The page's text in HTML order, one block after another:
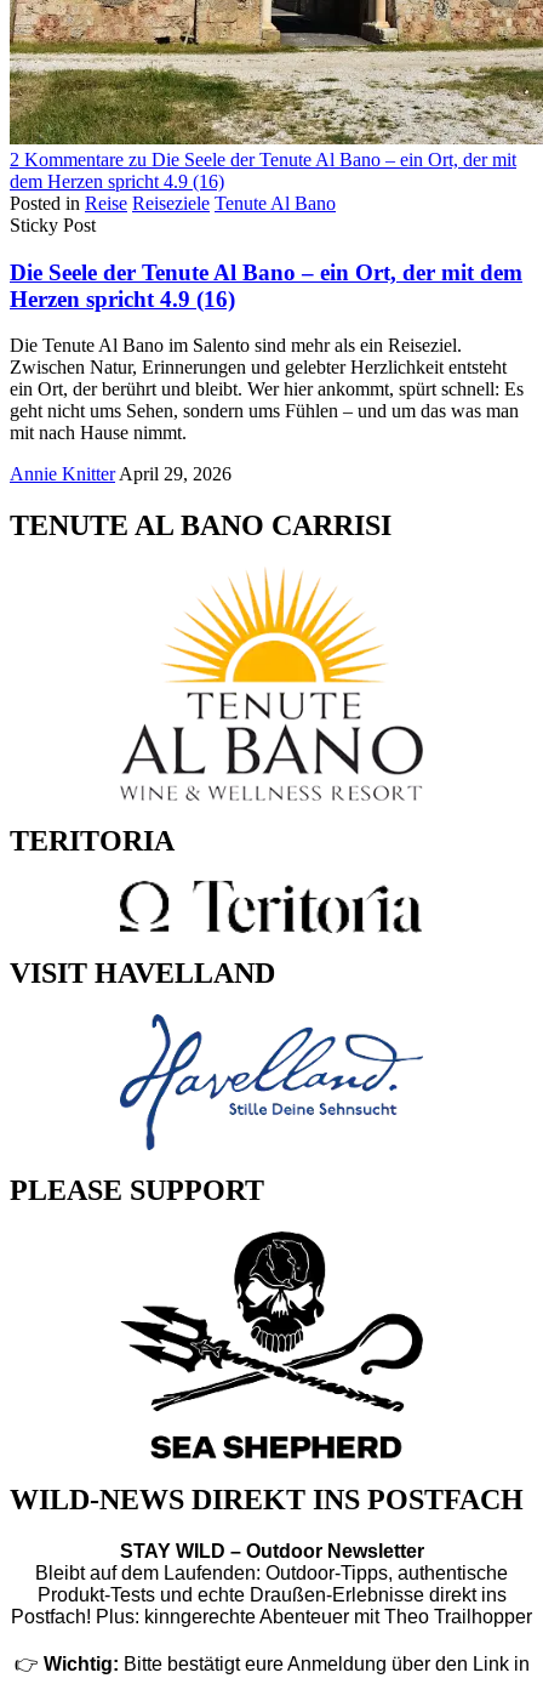
2 Kommentare zu Die Seele der Tenute Al Bano – ein Ort, der mit
dem Herzen spricht 4.9 (16)
Posted in Reise Reiseziele Tenute Al Bano
Sticky Post
Die Seele der Tenute Al Bano – ein Ort, der mit dem
Herzen spricht 4.9 (16)
Die Tenute Al Bano im Salento sind mehr als ein Reiseziel.
Zwischen Natur, Erinnerungen und gelebter Herzlichkeit entsteht
ein Ort, der berührt und bleibt. Wer hier ankommt, spürt schnell: Es
geht nicht ums Sehen, sondern ums Fühlen – und um das was man
mit nach Hause nimmt.
Annie Knitter April 29, 2026
TENUTE AL BANO CARRISI
TERITORIA
VISIT HAVELLAND
PLEASE SUPPORT
WILD-NEWS DIREKT INS POSTFACH
STAY WILD – Outdoor Newsletter
Bleibt auf dem Laufenden: Outdoor-Tipps, authentische
Produkt-Tests und echte Draußen-Erlebnisse direkt ins
Postfach! Plus: kinngerechte Abenteuer mit Theo Trailhopper
👉 Wichtig: Bitte bestätigt eure Anmeldung über den Link in